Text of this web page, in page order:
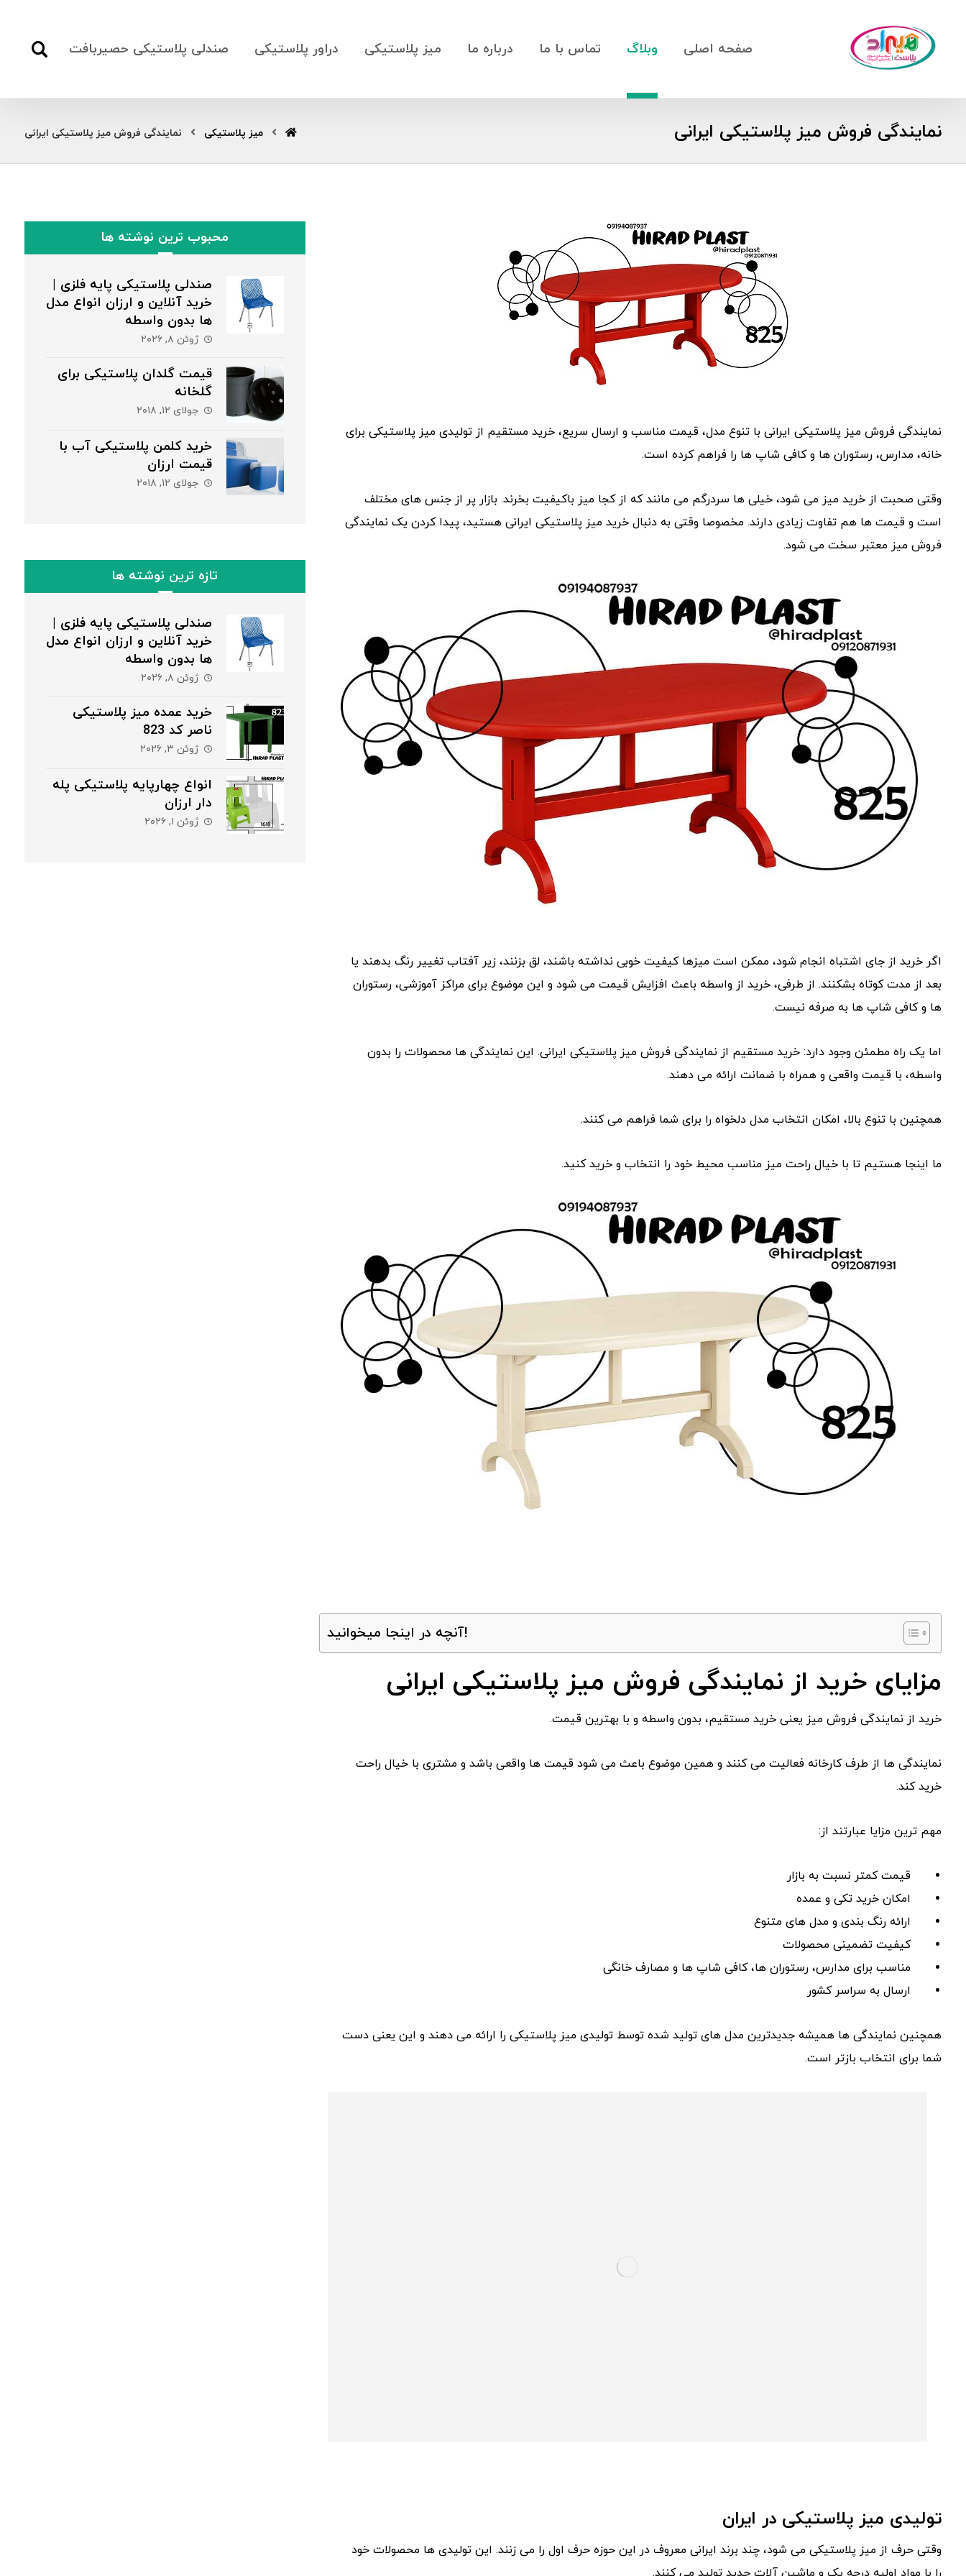
صفحه اصلی وبلاگ تماس با ما درباره ما میز پلاستیکی دراور پلاستیکی صندلی پلاستیکی حصیربافت
نمایندگی فروش میز پلاستیکی ایرانی میز پلاستیکی نمایندگی فروش میز پلاستیکی ایرانی
نمایندگی فروش میز پلاستیکی ایرانی با تنوع مدل، قیمت مناسب و ارسال سریع، خرید مستقیم از تولیدی میز پلاستیکی برای
خانه، مدارس، رستوران ‌ها و کافی ‌شاپ‌ ها را فراهم کرده است.
وقتی صحبت از خرید میز می ‌شود، خیلی ‌ها سردرگم می ‌مانند که از کجا میز باکیفیت بخرند. بازار پر از جنس ‌های مختلف
است و قیمت ‌ها هم تفاوت زیادی دارند. مخصوصا وقتی به دنبال خرید میز پلاستیکی ایرانی هستید، پیدا کردن یک نمایندگی
فروش میز معتبر سخت می ‌شود.
اگر خرید از جای اشتباه انجام شود، ممکن است میزها کیفیت خوبی نداشته باشند، لق بزنند، زیر آفتاب تغییر رنگ بدهند یا
بعد از مدت کوتاه بشکنند. از طرفی، خرید از واسطه‌ باعث افزایش قیمت می ‌شود و این موضوع برای مراکز آموزشی، رستوران‌
ها و کافی ‌شاپ ‌ها به ‌صرفه نیست.
اما یک راه مطمئن وجود دارد: خرید مستقیم از نمایندگی فروش میز پلاستیکی ایرانی. این نمایندگی ‌ها محصولات را بدون
واسطه، با قیمت واقعی و همراه با ضمانت ارائه می ‌دهند.
همچنین با تنوع بالا، امکان انتخاب مدل دلخواه را برای شما فراهم می ‌کنند.
ما اینجا هستیم تا با خیال راحت میز مناسب محیط خود را انتخاب و خرید کنید.
آنچه در اینجا میخوانید!
مزایای خرید از نمایندگی فروش میز پلاستیکی ایرانی
خرید از نمایندگی فروش میز یعنی خرید مستقیم، بدون واسطه و با بهترین قیمت.
نمایندگی ‌ها از طرف کارخانه فعالیت می ‌کنند و همین موضوع باعث می ‌شود قیمت ‌ها واقعی باشد و مشتری با خیال راحت
خرید کند.
مهم ‌ترین مزایا عبارتند از:
قیمت کمتر نسبت به بازار
امکان خرید تکی و عمده
ارائه رنگ ‌بندی و مدل‌ های متنوع
کیفیت تضمینی محصولات
مناسب برای مدارس، رستوران‌ ها، کافی ‌شاپ ‌ها و مصارف خانگی
ارسال به سراسر کشور
همچنین نمایندگی ‌ها همیشه جدیدترین مدل ‌های تولید شده توسط تولیدی میز پلاستیکی را ارائه می ‌دهند و این یعنی دست
شما برای انتخاب بازتر است.
تولیدی میز پلاستیکی در ایران
وقتی حرف از میز پلاستیکی می‌ شود، چند برند ایرانی معروف در این حوزه حرف اول را می‌ زنند. این تولیدی ‌ها محصولات خود
محبوب ترین نوشته ها
صندلی پلاستیکی پایه فلزی |
خرید آنلاین و ارزان انواع مدل
ها بدون واسطه
ژوئن ۸, ۲۰۲۶
قیمت گلدان پلاستیکی برای
گلخانه
جولای ۱۲, ۲۰۱۸
خرید کلمن پلاستیکی آب با
قیمت ارزان
جولای ۱۲, ۲۰۱۸
تازه ترین نوشته ها
صندلی پلاستیکی پایه فلزی |
خرید آنلاین و ارزان انواع مدل
ها بدون واسطه
ژوئن ۸, ۲۰۲۶
خرید عمده میز پلاستیکی
ناصر کد 823
ژوئن ۳, ۲۰۲۶
انواع چهارپایه پلاستیکی پله
دار ارزان
ژوئن ۱, ۲۰۲۶